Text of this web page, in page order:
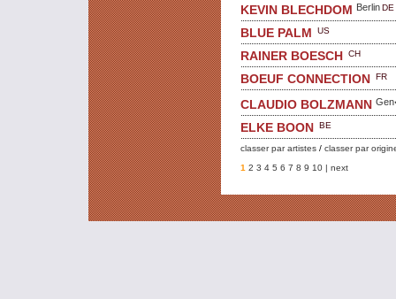
KEVIN BLECHDOM BerlinDE
BLUE PALM US
RAINER BOESCH CH
BOEUF CONNECTION FR
CLAUDIO BOLZMANN
ELKE BOON BE
classer par artistes / classer par
1 2 3 4 5 6 7 8 9 10 | next